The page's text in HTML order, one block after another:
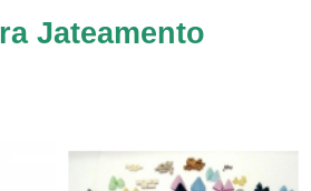
Jateamento